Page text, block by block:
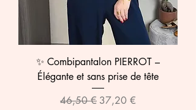
✨ Combipantalon PIERROT –
Élégante et sans prise de tête
Prix original
46,50 € Prix promotionnel
37,20 €